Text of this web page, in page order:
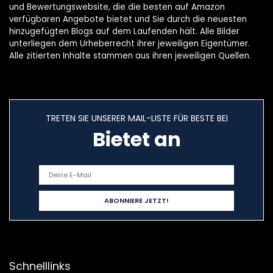
Fahrrad Hosen
Damen
und Bewertungswebsite, die die besten auf Amazon
verfügbaren Angebote bietet und Sie durch die neuesten
hinzugefügten Blogs auf dem Laufenden hält. Alle Bilder
unterliegen dem Urheberrecht ihrer jeweiligen Eigentümer.
Alle zitierten Inhalte stammen aus ihren jeweiligen Quellen.
TRETEN SIE UNSERER MAIL-LISTE FÜR BESTE BEI
Bietet an
Schnelllinks